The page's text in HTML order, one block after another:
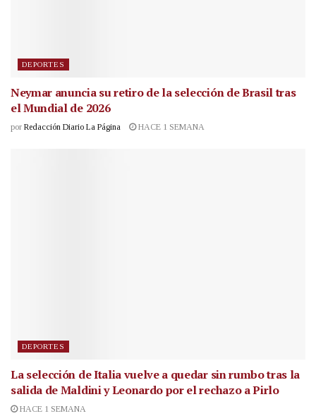
DEPORTES
Neymar anuncia su retiro de la selección de Brasil tras
el Mundial de 2026
por Redacción Diario La Página HACE 1 SEMANA
DEPORTES
La selección de Italia vuelve a quedar sin rumbo tras la
salida de Maldini y Leonardo por el rechazo a Pirlo
HACE 1 SEMANA